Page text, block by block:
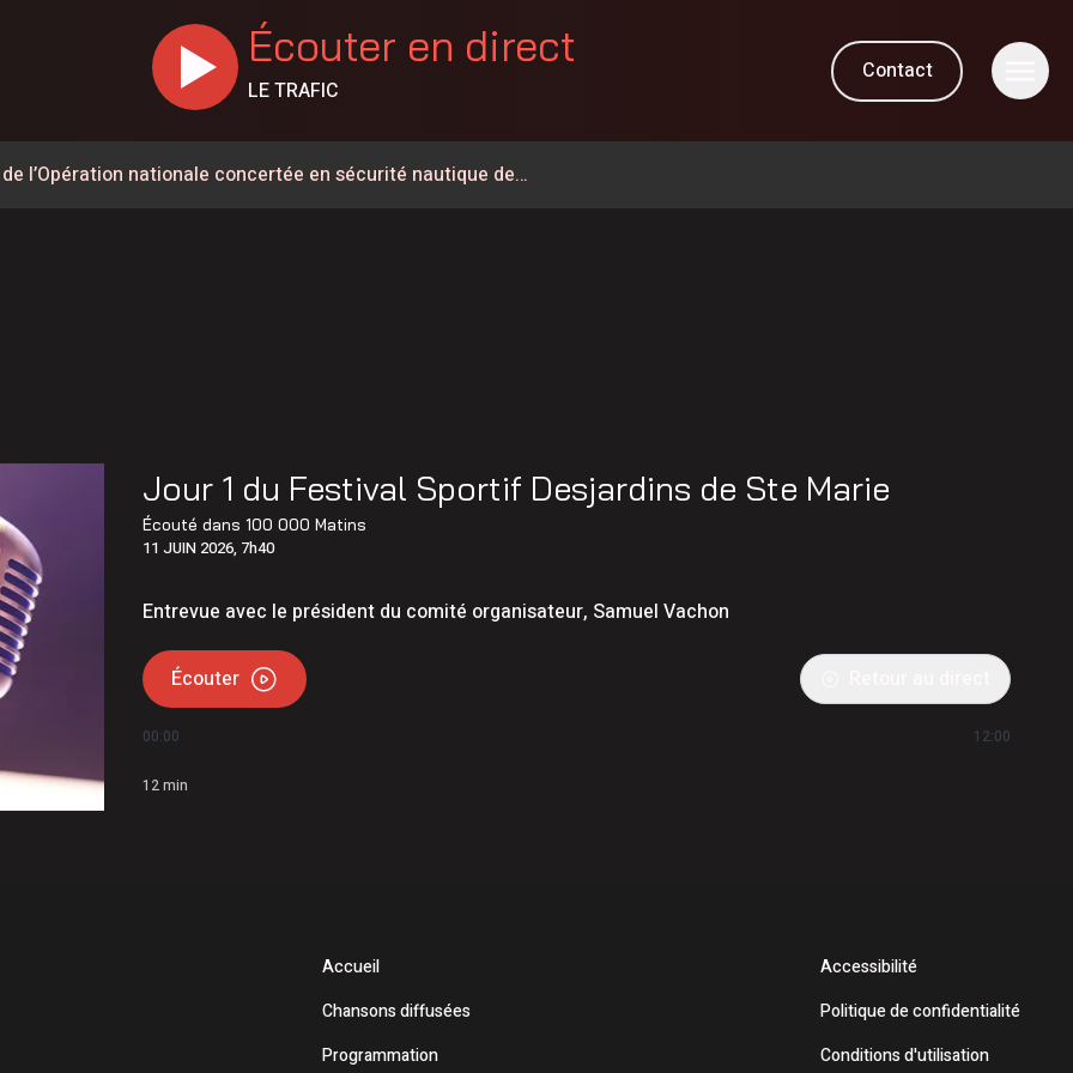
Écouter en direct
LE TRAFIC
Contact
l’Opération nationale concertée en sécurité nautique de
Frampton a désormais un nom
Lambert-de-Lauzon
les États-Unis a reculé de près de 2G$ depuis 2024
déclassé
| Étienne Gourde comparaît
de stupéfiants, menaces et extorsion
Jour 1 du Festival Sportif Desjardins de Ste Marie
Écouté dans100 000 Matins
11 JUIN 2026, 7h40
Entrevue avec le président du comité organisateur, Samuel Vachon
Écouter
00:00 12:00
12min
Accueil
Chansons diffusées
Programmation
Accessibilité
Politique de confidentialité
Conditions d'utilisation